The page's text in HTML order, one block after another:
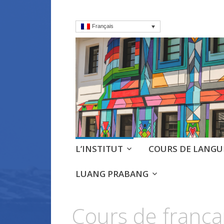
Français
Institut
Cours, culture et débats
Aller
contenu
L’INSTITUT COURS DE
LUANG PRABANG
Cours de